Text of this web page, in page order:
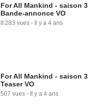
For All Mankind - saison 3
Bande-annonce VO
8 283 vues - Il y a 4 ans
For All Mankind - saison 3
Teaser VO
507 vues - Il y a 4 ans